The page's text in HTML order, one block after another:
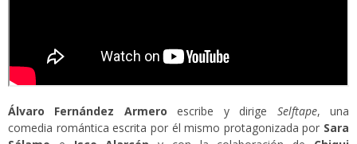
Álvaro Fernández Armero escribe y dirige Selftape, una
comedia romántica escrita por él mismo protagonizada por Sara